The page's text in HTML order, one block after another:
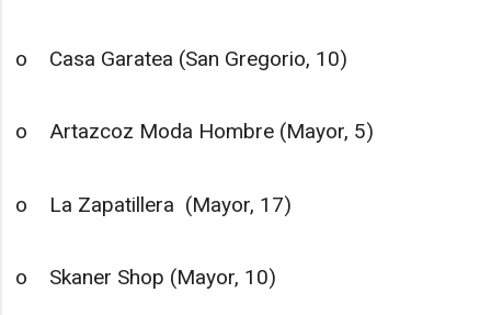
o Casa Garatea (San Gregorio, 10)
o Artazcoz Moda Hombre (Mayor, 5)
o La Zapatillera (Mayor, 17)
o Skaner Shop (Mayor, 10)